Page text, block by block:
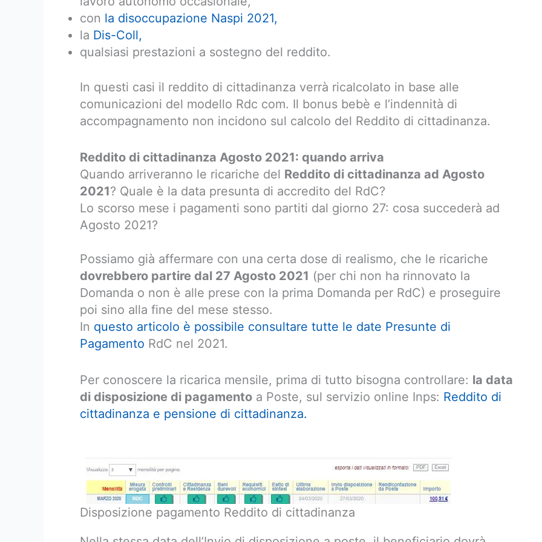
con la disoccupazione Naspi 2021,
la Dis-Coll,
qualsiasi prestazioni a sostegno del reddito.
In questi casi il reddito di cittadinanza verrà ricalcolato in base alle
comunicazioni del modello Rdc com. Il bonus bebè e l’indennità di
accompagnamento non incidono sul calcolo del Reddito di cittadinanza.
Reddito di cittadinanza Agosto 2021: quando arriva
Quando arriveranno le ricariche del Reddito di cittadinanza ad Agosto
2021? Quale è la data presunta di accredito del RdC?
Lo scorso mese i pagamenti sono partiti dal giorno 27: cosa succederà ad
Agosto 2021?
Possiamo già affermare con una certa dose di realismo, che le ricariche
dovrebbero partire dal 27 Agosto 2021 (per chi non ha rinnovato la
Domanda o non è alle prese con la prima Domanda per RdC) e proseguire
poi sino alla fine del mese stesso.
In questo articolo è possibile consultare tutte le date Presunte di
Pagamento RdC nel 2021.
Per conoscere la ricarica mensile, prima di tutto bisogna controllare: la data
di disposizione di pagamento a Poste, sul servizio online Inps: Reddito di
cittadinanza e pensione di cittadinanza.
Disposizione pagamento Reddito di cittadinanza